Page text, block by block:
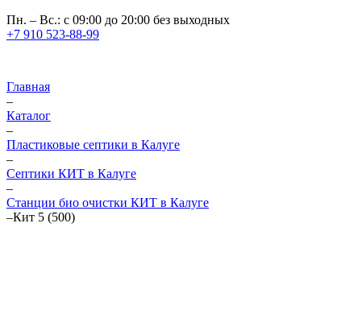
Пн. – Вс.: с 09:00 до 20:00 без выходных
+7 910 523-88-99
Главная
–
Каталог
–
Пластиковые септики в Калуге
–
Септики КИТ в Калуге
–
Станции био очистки КИТ в Калуге
–Кит 5 (500)